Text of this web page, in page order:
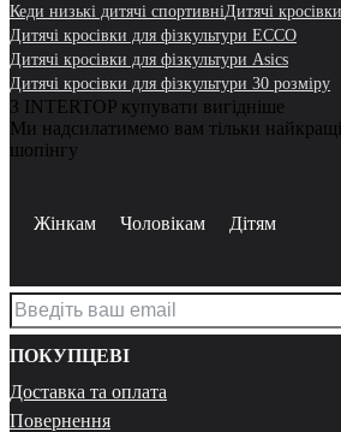
Кеди низькі дитячі спортивніДитячі
Дитячі кросівки для фізкультури ECCO
Дитячі кросівки для фізкультури Asics
Дитячі кросівки для фізкультури 30 розміру
З INTERTOP купувати вигідніше
Ми надсилатимемо вам тільки найкращі
шопінгу
Жінкам Чоловікам Дітям
ПОКУПЦЕВІ
Доставка та оплата
Повернення